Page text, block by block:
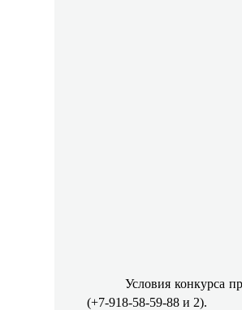
Условия конкурса
(+7-918-58-59-88 и 2).